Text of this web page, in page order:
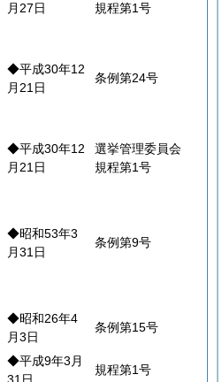
月27日
規程第1号
◆平成30年12
月21日
条例第24号
◆平成30年12
月21日
選挙管理委員会
規程第1号
◆昭和53年3
月31日
条例第9号
◆昭和26年4
月3日
条例第15号
◆平成9年3月
規程第1号